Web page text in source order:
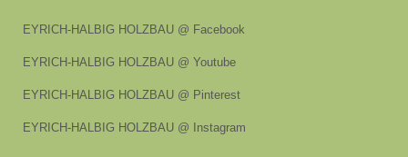
EYRICH-HALBIG HOLZBAU @ Facebook
EYRICH-HALBIG HOLZBAU @ Youtube
EYRICH-HALBIG HOLZBAU @ Pinterest
EYRICH-HALBIG HOLZBAU @ Instagram